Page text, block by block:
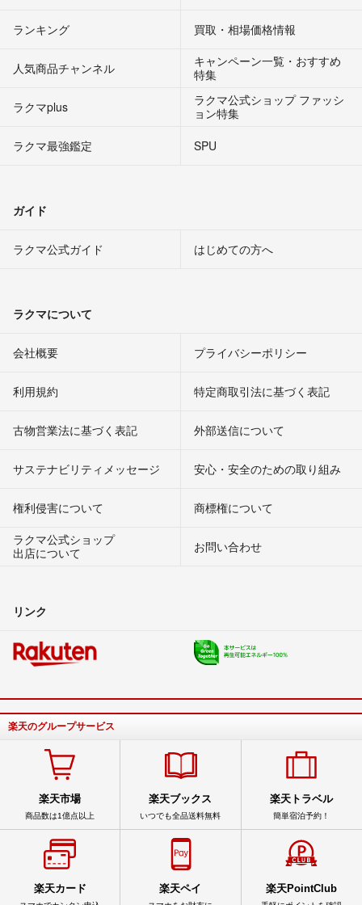
ランキング 買取・相場価格情報
人気商品チャンネル
キャンペーン一覧・おすすめ
特集
ラクマplus
ラクマ公式ショップ ファッシ
ョン特集
ラクマ最強鑑定
SPU
ガイド
ラクマ公式ガイド はじめての方へ
ラクマについて
会社概要 プライバシーポリシー
利用規約 特定商取引法に基づく表記
古物営業法に基づく表記 外部送信について
サステナビリティメッセージ 安心・安全のための取り組み
権利侵害について
商標権について
ラクマ公式ショップ
出店について
お問い合わせ
リンク
楽天のグループサービス
楽天市場
商品数は1億点以上
楽天ブックス
いつでも全品送料無料
楽天トラベル
簡単宿泊予約！
楽天カード 楽天ペイ 楽天PointClub